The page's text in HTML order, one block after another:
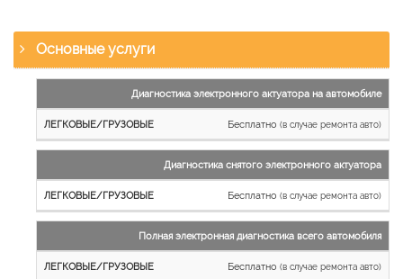
Основные услуги
работы
Легковые
и
Грузовые
автомобили
Диагностика электронного актуатора на автомобиле
Бесплатно (в случае ремонта авто)
Диагностика снятого электронного актуатора
Бесплатно (в случае ремонта авто)
Полная электронная диагностика всего автомобиля
Бесплатно (в случае ремонта авто)